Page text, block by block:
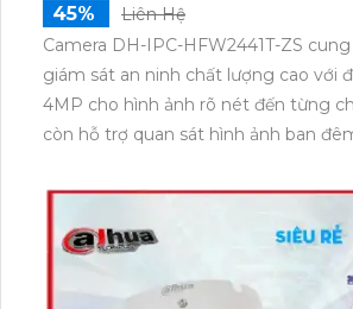
45%
Liên Hệ
Camera DH-IPC-HFW2441T-ZS
giám sát an ninh chất lượng cao với
4MP cho hình ảnh rõ nét đến từng
còn hỗ trợ quan sát hình ảnh ban
hiện thông minh như phát hiện con